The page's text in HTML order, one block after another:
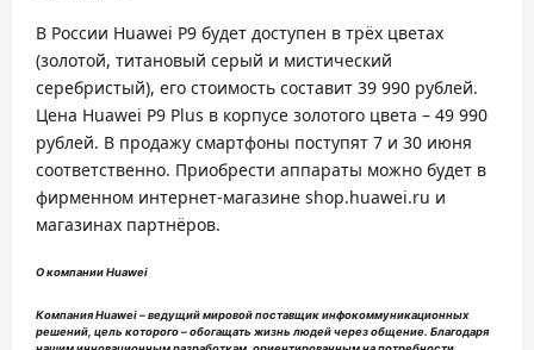
В России Huawei P9 будет доступен в трёх цветах
(золотой, титановый серый и мистический
серебристый), его стоимость составит 39 990 рублей.
Цена Huawei P9 Plus в корпусе золотого цвета – 49 990
рублей. В продажу смартфоны поступят 7 и 30 июня
соответственно. Приобрести аппараты можно будет в
фирменном интернет-магазине shop.huawei.ru и
магазинах партнёров.
О компании Huawei
Компания Huawei – ведущий мировой поставщик инфокоммуникационных
решений, цель которого – обогащать жизнь людей через общение. Благодаря